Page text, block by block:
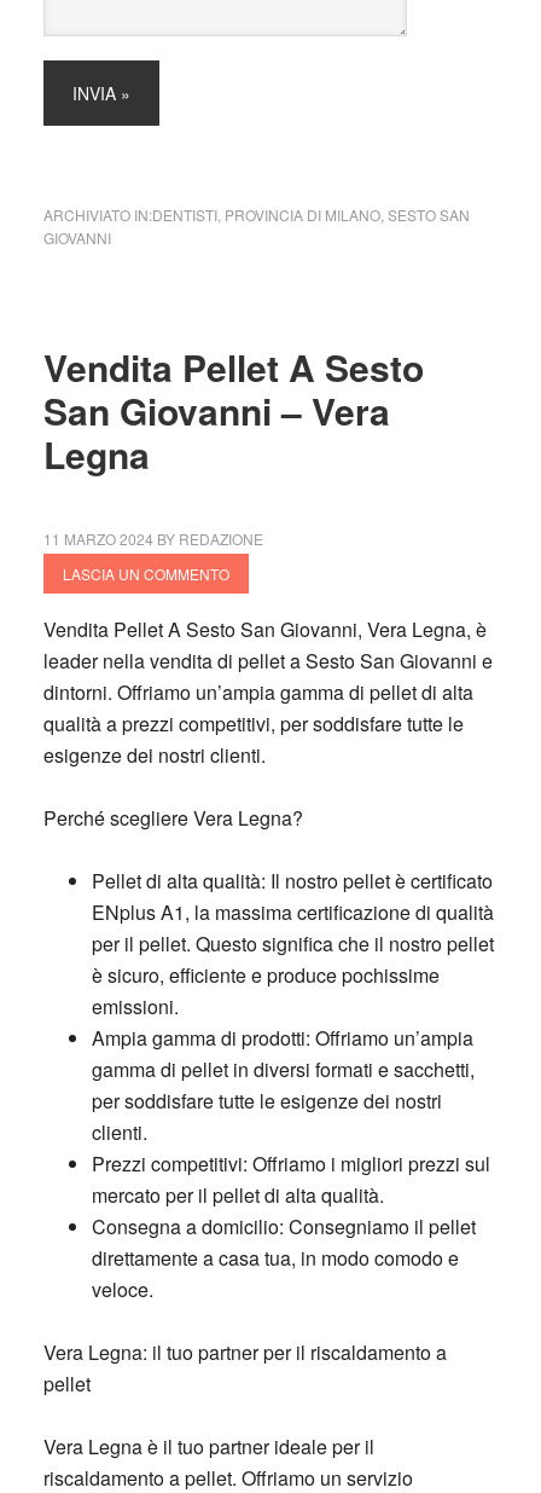
ARCHIVIATO IN:DENTISTI, PROVINCIA DI MILANO, SESTO SAN
GIOVANNI
Vendita Pellet A Sesto
San Giovanni – Vera
Legna
11 MARZO 2024 BY REDAZIONE
LASCIA UN COMMENTO
Vendita Pellet A Sesto San Giovanni, Vera Legna, è
leader nella vendita di pellet a Sesto San Giovanni e
dintorni. Offriamo un’ampia gamma di pellet di alta
qualità a prezzi competitivi, per soddisfare tutte le
esigenze dei nostri clienti.
Perché scegliere Vera Legna?
Pellet di alta qualità: Il nostro pellet è certificato
ENplus A1, la massima certificazione di qualità
per il pellet. Questo significa che il nostro pellet
è sicuro, efficiente e produce pochissime
emissioni.
Ampia gamma di prodotti: Offriamo un’ampia
gamma di pellet in diversi formati e sacchetti,
per soddisfare tutte le esigenze dei nostri
clienti.
Prezzi competitivi: Offriamo i migliori prezzi sul
mercato per il pellet di alta qualità.
Consegna a domicilio: Consegniamo il pellet
direttamente a casa tua, in modo comodo e
veloce.
Vera Legna: il tuo partner per il riscaldamento a
pellet
Vera Legna è il tuo partner ideale per il
riscaldamento a pellet. Offriamo un servizio